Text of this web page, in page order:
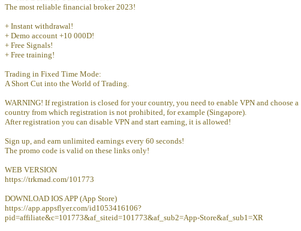
The most reliable financial broker 2023!
+ Instant withdrawal!
+ Demo account +10 000D!
+ Free Signals!
+ Free training!
Trading in Fixed Time Mode:
A Short Cut into the World of Trading.
WARNING! If registration is closed for your country, you need to enable VPN and choose a
country from which registration is not prohibited, for example (Singapore).
After registration you can disable VPN and start earning, it is allowed!
Sign up, and earn unlimited earnings every 60 seconds!
The promo code is valid on these links only!
WEB VERSION
https://trkmad.com/101773
DOWNLOAD IOS APP (App Store)
https://app.appsflyer.com/id1053416106?
pid=affiliate&c=101773&af_siteid=101773&af_sub2=App-Store&af_sub1=XR